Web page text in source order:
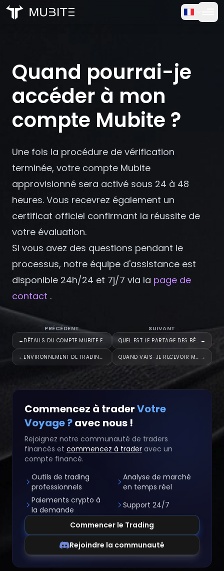
FAQ
Témoignages
À propos
Connexion
Quand pourrai-je accéder à mon compte Mubite ?
Quand pourrai-je
accéder à mon
compte Mubite ?
Une fois la procédure de vérification
terminée, votre compte Mubite
approvisionné sera activé sous 24 à 48
heures. Vous recevrez également un
certificat officiel confirmant la réussite de
votre évaluation.
Si vous avez des questions pendant le
processus, notre équipe d'assistance est
disponible 24h/24 et 7j/7 via la page de
contact .
PRÉCÉDENT
← DÉTAILS DU COMPTE MUBITE ET OP
← ENVIRONNEMENT DE TRADING MUBIT
SUIVANT
QUEL EST LE PARTAGE DES BÉNÉFI →
QUAND VAIS-JE RECEVOIR MON PAI →
Commencez à traderVotre
Voyage ?avec nous !
Rejoignez notre communauté de traders
financés et commencez à trader avec un
compte financé.
Outils de trading
professionnels
Analyse de marché
en temps réel
Paiements crypto à
la demande
Support 24/7
Commencer le Trading
Rejoindre la communauté